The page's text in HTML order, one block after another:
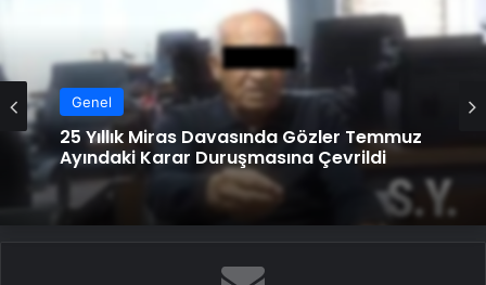
Genel
25 Yıllık Miras Davasında Gözler Temmuz
Ayındaki Karar Duruşmasına Çevrildi
Genel
Reklam Ajansı, SEO Ajansı ve Web